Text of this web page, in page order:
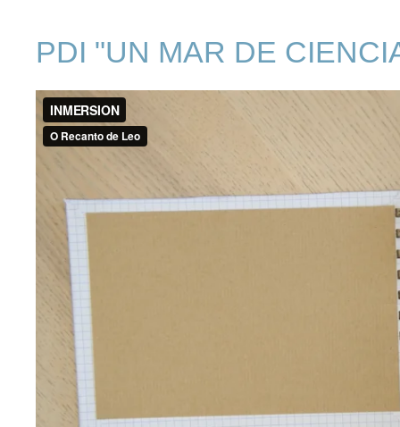
PDI "UN MAR DE